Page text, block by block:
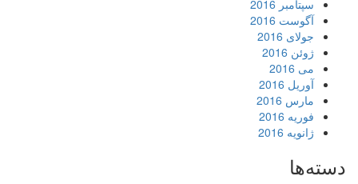
سپتامبر 2016
آگوست 2016
جولای 2016
ژوئن 2016
می 2016
آوریل 2016
مارس 2016
فوریه 2016
ژانویه 2016
دسته‌ها